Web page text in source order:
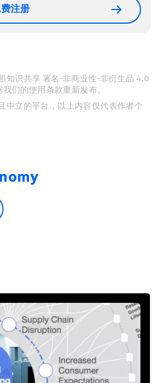
注册
知识共享 署名-非商业性-非衍生品 4.0
们的使用条款重新发布。
中立的平台，以上内容仅代表作者个